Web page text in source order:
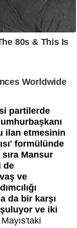
partilerde
ilan etmesinin
formülünde
Mansur
de
ve
da bir karşı
ve iki